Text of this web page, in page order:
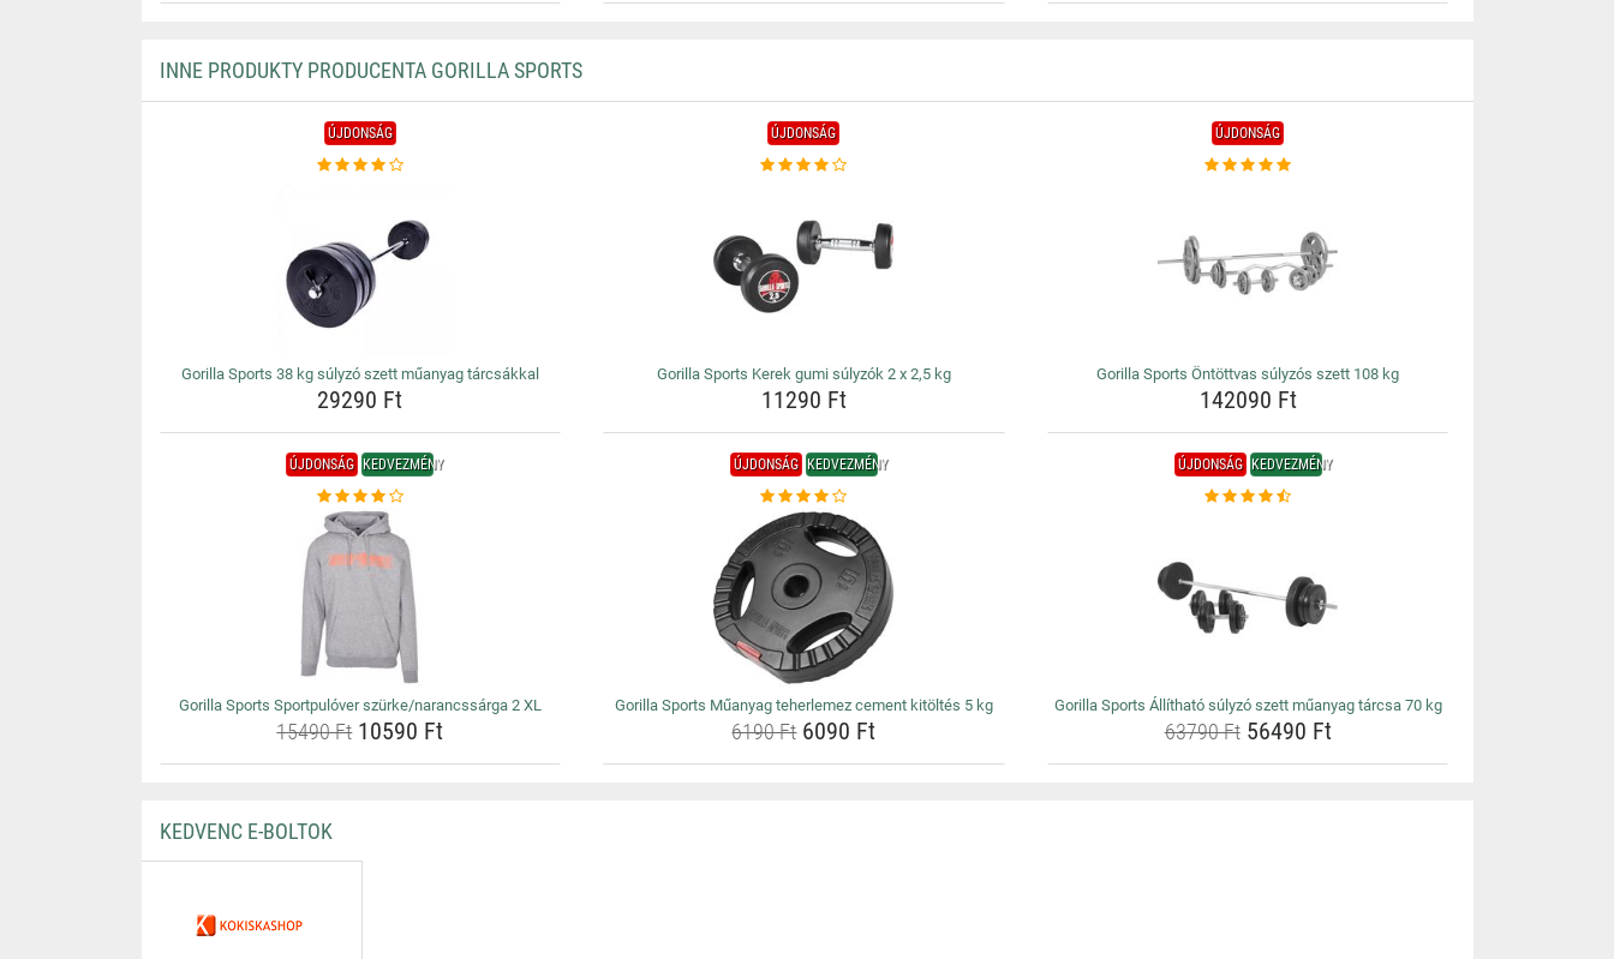
INNE PRODUKTY PRODUCENTA GORILLA SPORTS
ÚJDONSÁG
Gorilla Sports 38 kg súlyzó szett műanyag tárcsákkal
29290 Ft
ÚJDONSÁG
Gorilla Sports Kerek gumi súlyzók 2 x 2,5 kg
11290 Ft
ÚJDONSÁG
Gorilla Sports Öntöttvas súlyzós szett 108 kg
142090 Ft
ÚJDONSÁG KEDVEZMÉNY
Gorilla Sports Sportpulóver szürke/narancssárga 2 XL
15490 Ft10590 Ft
ÚJDONSÁG KEDVEZMÉNY
Gorilla Sports Műanyag teherlemez cement kitöltés 5 kg
6190 Ft6090 Ft
ÚJDONSÁG KEDVEZMÉNY
Gorilla Sports Állítható súlyzó szett műanyag tárcsa 70 kg
63790 Ft56490 Ft
KEDVENC E-BOLTOK